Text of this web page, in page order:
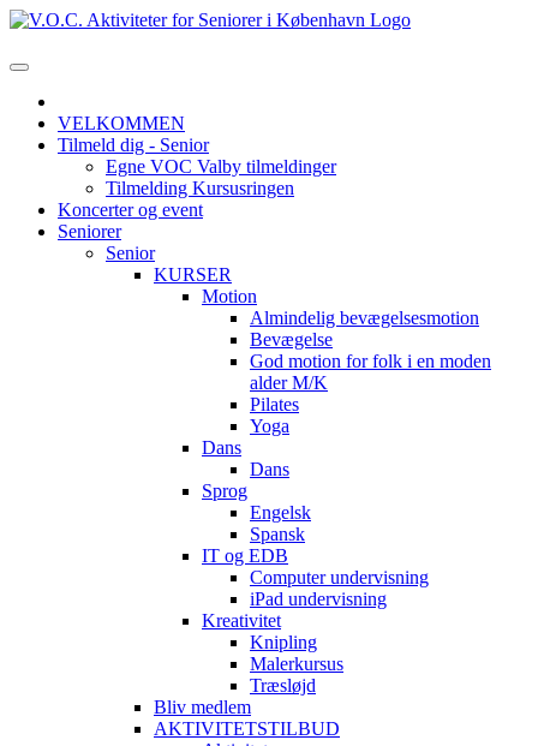
VELKOMMEN
Tilmeld dig - Senior
Egne VOC Valby tilmeldinger
Tilmelding Kursusringen
Koncerter og event
Seniorer
Senior
KURSER
Motion
Almindelig bevægelsesmotion
Bevægelse
God motion for folk i en moden
alder M/K
Pilates
Yoga
Dans
Dans
Sprog
Engelsk
Spansk
IT og EDB
Computer undervisning
iPad undervisning
Kreativitet
Knipling
Malerkursus
Træsløjd
Bliv medlem
AKTIVITETSTILBUD